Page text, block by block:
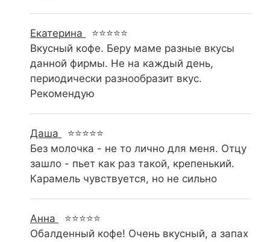
Екатерина
⭐⭐⭐⭐⭐
Вкусный кофе. Беру маме разные вкусы
данной фирмы. Не на каждый день,
периодически разнообразит вкус.
Рекомендую
Даша
⭐⭐⭐⭐⭐
Без молочка - не то лично для меня. Отцу
зашло - пьет как раз такой, крепенький.
Карамель чувствуется, но не сильно
Анна
⭐⭐⭐⭐⭐
Обалденный кофе! Очень вкусный, а запах